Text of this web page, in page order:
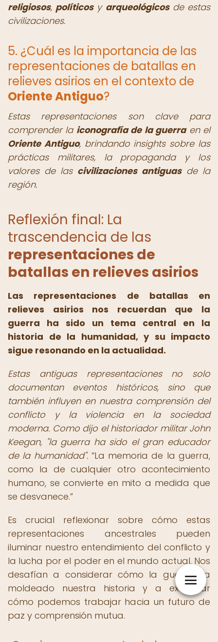
religiosos, políticosy arqueológicosde estas
civilizaciones.
5. ¿Cuál es la importancia de las
representaciones de batallas en
relieves asirios en el contexto de
Oriente Antiguo?
Estas representaciones son clave para
comprender la iconografía de la guerraen el
Oriente Antiguo, brindando insights sobre las
prácticas militares, la propaganda y los
valores de las civilizaciones antiguasde la
región.
Reflexión final: La
trascendencia de las
representaciones de
batallas en relieves asirios
Las representaciones de batallas en
relieves asirios nos recuerdan que la
guerra ha sido un tema central en la
historia de la humanidad, y su impacto
sigue resonando en la actualidad.
Estas antiguas representaciones no solo
documentan eventos históricos, sino que
también influyen en nuestra comprensión del
conflicto y la violencia en la sociedad
moderna. Como dijo el historiador militar John
Keegan, "la guerra ha sido el gran educador
de la humanidad". La memoria de la guerra,
como la de cualquier otro acontecimiento
humano, se convierte en mito a medida que
se desvanece.
Es crucial reflexionar sobre cómo estas
representaciones ancestrales pueden
iluminar nuestro entendimiento del conflicto y
la lucha por el poder en el mundo actual. Nos
desafían a considerar cómo la guerra ha
moldeado nuestra historia y a examinar
cómo podemos trabajar hacia un futuro de
paz y comprensión mutua.